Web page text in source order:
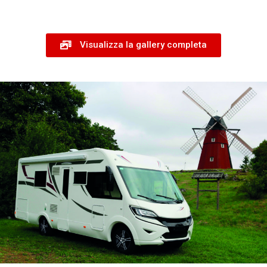
Visualizza la gallery completa